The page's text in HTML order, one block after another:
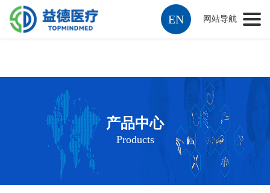
网站导航
EN
产品中心
Products